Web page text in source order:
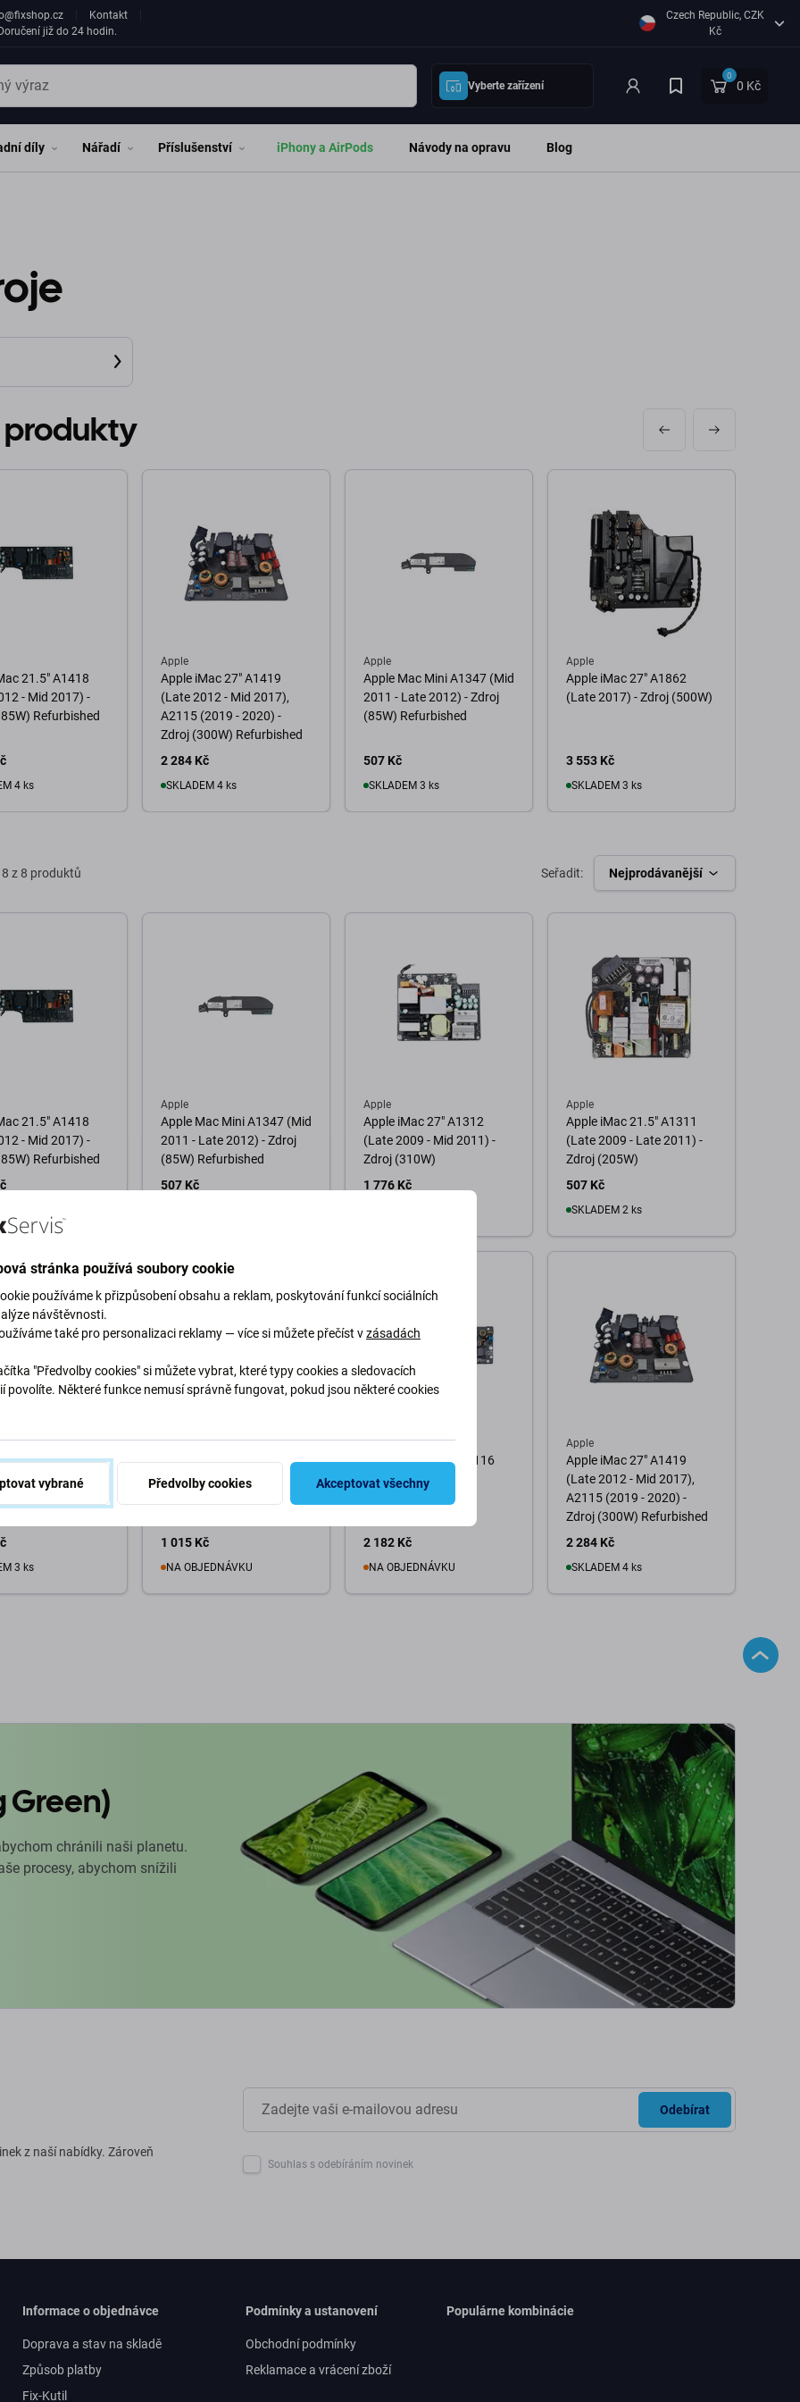
Kontakt
již do 24 hodin.
Czech Republic, CZK
Kč
Vyberte zařízení
0
0 Kč
díly Nářadí Příslušenství iPhony a AirPods Návody na opravu Blog
produkty
21.5" A1418
- Mid 2017) -
Refurbished
4 ks
Apple
Apple iMac 27" A1419
(Late 2012 - Mid 2017),
A2115 (2019 - 2020) -
Zdroj (300W) Refurbished
2 284 Kč
SKLADEM 4 ks
Apple
Apple Mac Mini A1347 (Mid
2011 - Late 2012) - Zdroj
(85W) Refurbished
507 Kč
SKLADEM 3 ks
Apple
Apple iMac 27" A1862
(Late 2017) - Zdroj (500W)
3 553 Kč
SKLADEM 3 ks
8 z 8 produktů Seřadit: Nejprodávanější
21.5" A1418
- Mid 2017) -
Refurbished
košíku
Apple
Apple Mac Mini A1347 (Mid
2011 - Late 2012) - Zdroj
(85W) Refurbished
507 Kč
Do košíku
Apple
Apple iMac 27" A1312
(Late 2009 - Mid 2011) -
Zdroj (310W)
1 776 Kč
Apple
Apple iMac 21.5" A1311
(Late 2009 - Late 2011) -
Zdroj (205W)
507 Kč
SKLADEM 2 ks
27" A1862
- Zdroj (500W)
3 ks
Apple
Apple iMac 20" A1224
(Early 2008 - Mid 2009) -
1 015 Kč
NA OBJEDNÁVKU
Apple
Apple iMac 21.5" A2116
(2019) - Zdroj
2 182 Kč
NA OBJEDNÁVKU
Apple
Apple iMac 27" A1419
(Late 2012 - Mid 2017),
A2115 (2019 - 2020) -
Zdroj (300W) Refurbished
2 284 Kč
SKLADEM 4 ks
Green)
chránili naši planetu.
procesy, abychom snížili
z naší nabídky. Zároveň
Odebírat
Souhlas s odebíráním novinek
Informace o objednávce
Doprava a stav na skladě
Způsob platby
Fix-Kutil
Podmínky a ustanovení
Obchodní podmínky
Reklamace a vrácení zboží
Populárne kombinácie
stránka používá soubory cookie
používáme k přizpůsobení obsahu a reklam, poskytování funkcí sociálních
návštěvnosti.
také pro personalizaci reklamy — více si můžete přečíst vzásadách
"Předvolby cookies" si můžete vybrat, které typy cookies a sledovacích
povolíte. Některé funkce nemusí správně fungovat, pokud jsou některé cookies
vybrané Předvolby cookies Akceptovat všechny